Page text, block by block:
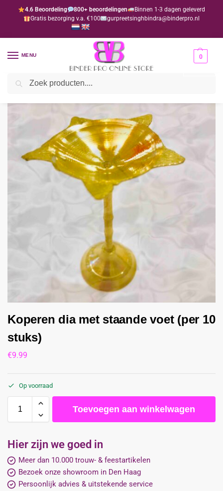
4.6 Beoordeling 800+ beoordelingen
Binnen 1-3 dagen geleverd
Gratis bezorging v.a. €100
gurpreetsinghbindra@binderpro.nl
MENU 0
Home Bedankjesafdeling
Koperen dia met staande voet (per 10
stuks)
€9.99
Op voorraad
Toevoegen aan winkelwagen
Hier zijn we goed in
Meer dan 10.000 trouw- & feestartikelen
Bezoek onze showroom in Den Haag
Persoonlijk advies & uitstekende service